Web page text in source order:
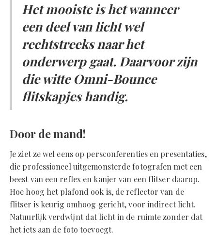
Het mooiste is het wanneer
een deel van licht wel
rechtstreeks naar het
onderwerp gaat. Daarvoor zijn
die witte Omni-Bounce
flitskapjes handig.
Door de mand!
Je ziet ze wel eens op persconferenties en presentaties,
die professioneel uitgemonsterde fotografen met een
beest van een reflex en kanjer van een flitser daarop.
Hoe hoog het plafond ook is, de reflector van de
flitser is keurig omhoog gericht, voor indirect licht.
Natuurlijk verdwijnt dat licht in de ruimte zonder dat
het iets aan de foto toevoegt.